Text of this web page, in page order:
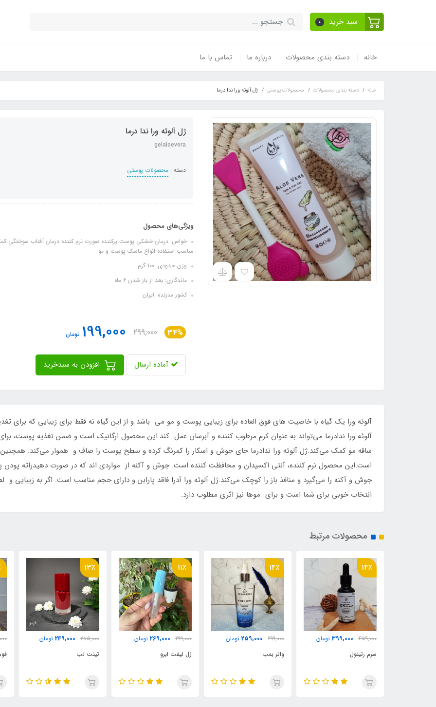
سبد خرید 0
خانه دسته بندی محصولات درباره ما تماس با ما
خانه دسته بندی محصولات محصولات پوستی ژل آلوئه ورا ندا درما
ژل آلوئه ورا ندا درما
gelaloevera
دسته : محصولات پوستی
ویژگی‌های محصول
خواص: درمان خشکی پوست پرکننده صورت نرم کننده درمان آفتاب سوختگی
مناسب استفاده انواع ماسک پوست و مو
وزن حدودی: 100 گرم
ماندگاری: بعد از باز شدن 6 ماه
کشور سازنده: ایران
34%
299,000
199,000 تومان
آماده ارسال
آلوئه ورا یک گیاه با خاصیت های فوق العاده برای زیبایی پوست و مو می باشد و از این گیاه نه فقط برای زیبایی که
آلوئه ورا ندادرما می‌تواند به عنوان کرم مرطوب کننده و آبرسان عمل کند.این محصول ارگانیک است و ضمن تغذیه پوست، برای
ساقه مو کمک می‌کند.ژل آلوئه ورا ندادرما جای جوش و اسکار را کمرنگ کرده و سطح پوست را صاف و هموار می‌کند.
است.این محصول نرم کننده، آنتی اکسیدان و محافظت کننده است. جوش و آکنه از مواردی اند که در صورت دهیدراته
جوش و آکنه را می‌گیرد و منافذ باز را کوچک می‌کند.ژل آلوئه ورا آدرا فاقد پارابن و دارای حجم مناسب است. اگر به
انتخاب خوبی برای شما است و برای موها نیز اثری مطلوب دارد.
محصولات مرتبط
14٪
299,000
259,000 تومان
واتر بمب
11٪
299,000
269,000 تومان
ژل لیفت ابرو
13٪
285,000
249,000 تومان
تینت لب
6٪
399,000
379,000 تومان
فوم شستشو پوست خشک